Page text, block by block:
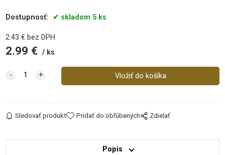
Dostupnosť: skladom 5 ks
2.43 € bez DPH
2.99 € ks
Sledovať produkt Pridať do obľúbených Zdielať
Popis